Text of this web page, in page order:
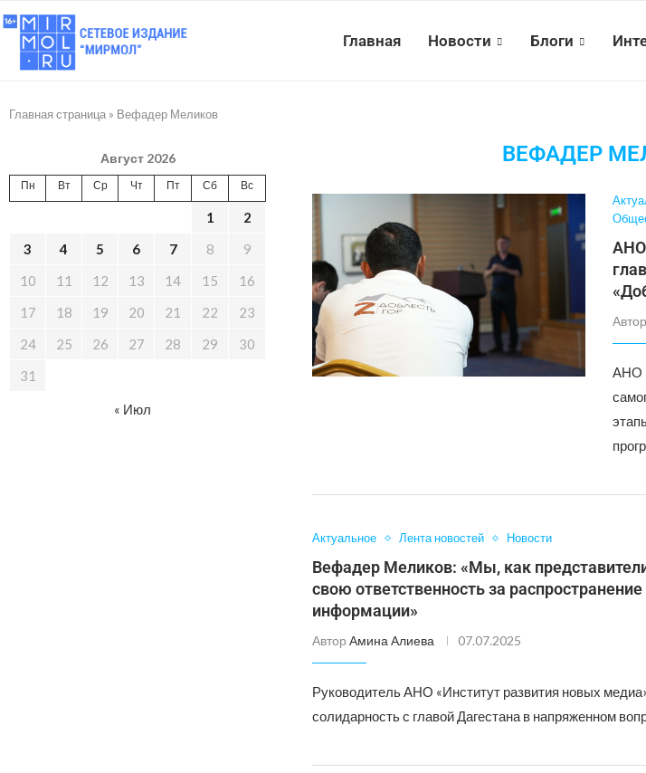
Главная Новости Блоги
Главная страница » Вефадер Меликов
ВЕФАДЕР
АНО
Автор
АНО
Актуальное Лента новостей Новости
Вефадер Меликов: «Мы, как
свою ответственность за
информации»
Автор Амина Алиева 07.07.2025
Руководитель АНО «Институт развития новых
солидарность с главой Дагестана в напряженном
Август 2026
Пн Вт Ср Чт Пт Сб Вс
1
2
3
4 5 6 7 8
9
10
11 12 13 14 15
16
17
18 19 20 21 22
23
24
25 26 27 28 29
30
31
« Июл